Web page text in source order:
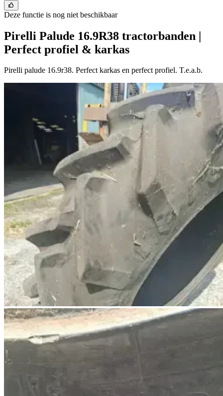
Deze functie is nog niet beschikbaar
Pirelli Palude 16.9R38 tractorbanden |
Perfect profiel & karkas
Pirelli palude 16.9r38. Perfect karkas en perfect profiel. T.e.a.b.